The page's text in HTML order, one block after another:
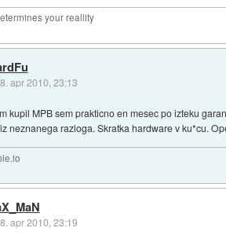
your reallity
apr 2010, 23:13
kupil MPB sem prakticno en mesec po izteku
neznanega razloga. Skratka hardware v ku*cu.
apr 2010, 23:19